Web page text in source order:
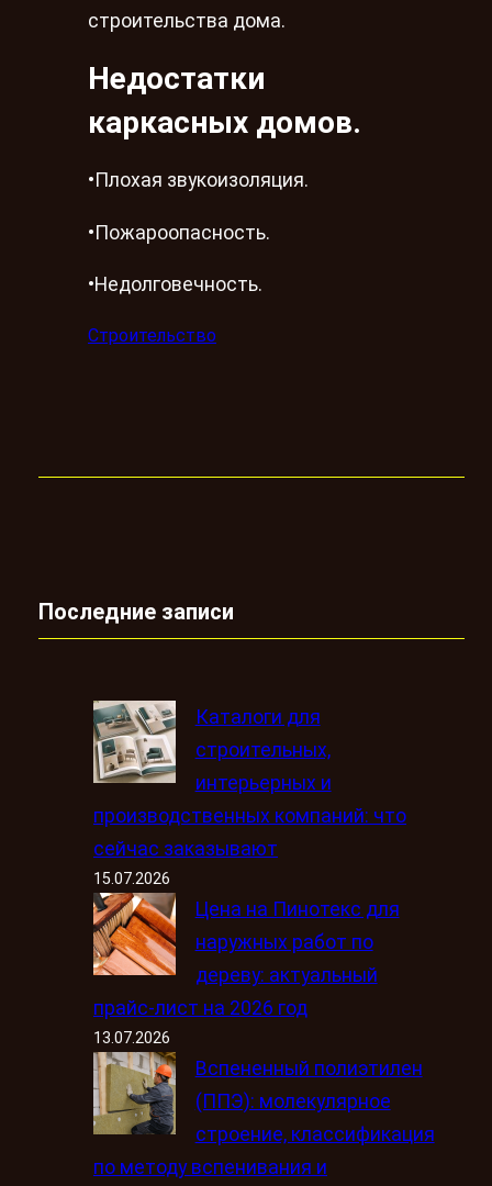
строительства дома.
Недостатки
каркасных домов.
•Плохая звукоизоляция.
•Пожароопасность.
•Недолговечность.
Строительство
Последние записи
Каталоги для
строительных,
интерьерных и
производственных компаний: что
сейчас заказывают
15.07.2026
Цена на Пинотекс для
наружных работ по
дереву: актуальный
прайс-лист на 2026 год
13.07.2026
Вспененный полиэтилен
(ППЭ): молекулярное
строение, классификация
по методу вспенивания и